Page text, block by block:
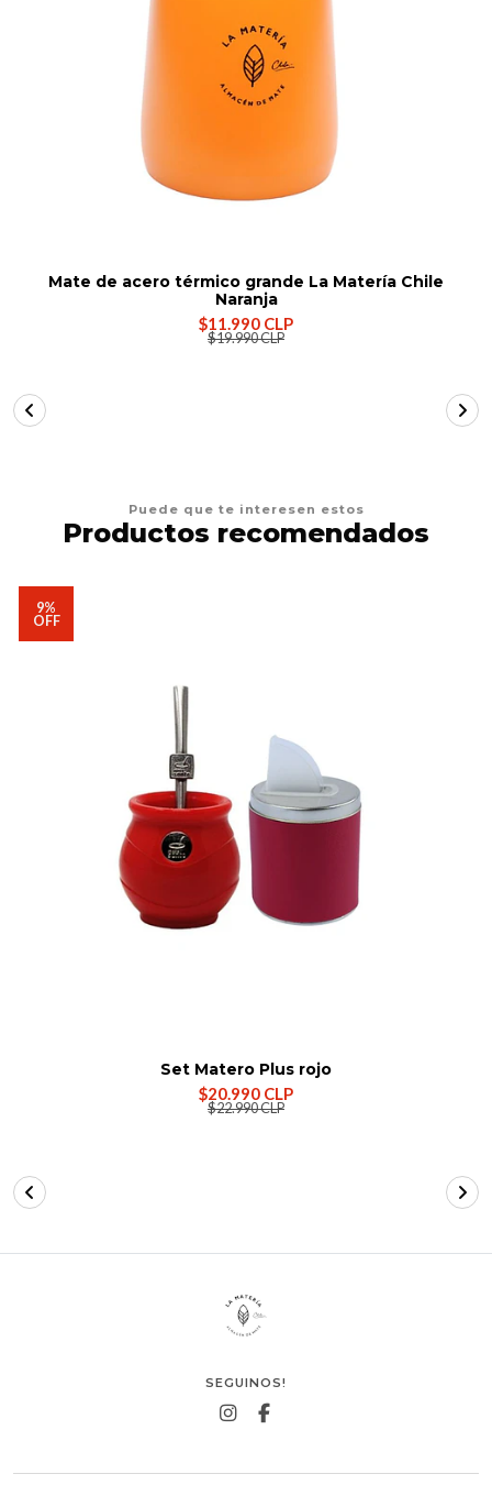
Mate de acero térmico grande La Matería Chile
Naranja
$11.990 CLP
$19.990 CLP
Puede que te interesen estos
Productos recomendados
9%
OFF
Set Matero Plus rojo
$20.990 CLP
$22.990 CLP
SEGUINOS!